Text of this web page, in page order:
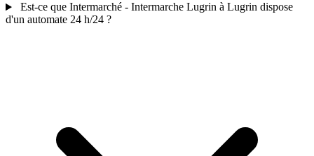
Est-ce que Intermarché - Intermarche Lugrin à Lugrin dispose
d'un automate 24 h/24 ?